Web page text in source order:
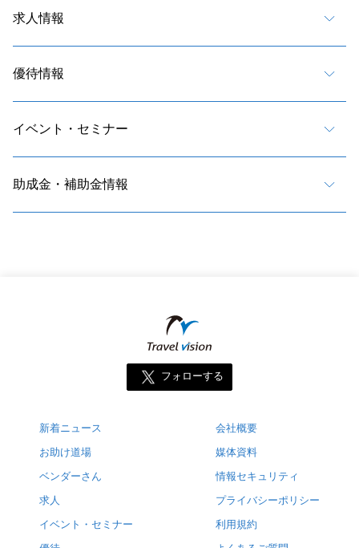
求人情報
優待情報
イベント・セミナー
助成金・補助金情報
フォローする
新着ニュース
お助け道場
ベンダーさん
求人
イベント・セミナー
会社概要
媒体資料
情報セキュリティ
プライバシーポリシー
利用規約